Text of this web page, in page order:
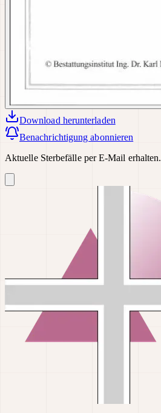
Download herunterladen
Benachrichtigung abonnieren
Aktuelle Sterbefälle per E-Mail erhalten.